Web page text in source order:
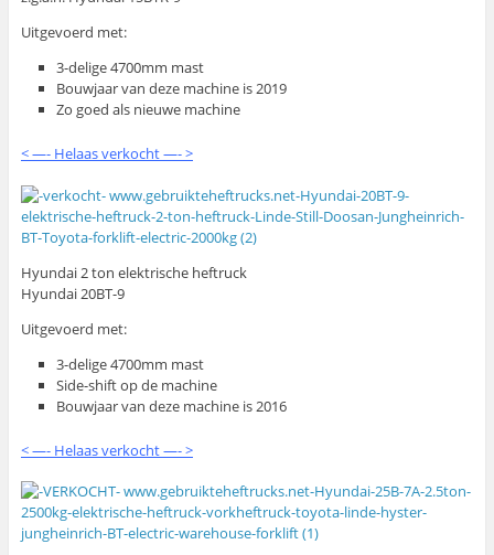
Uitgevoerd met:
3-delige 4700mm mast
Bouwjaar van deze machine is 2019
Zo goed als nieuwe machine
< —- Helaas verkocht —- >
Hyundai 2 ton elektrische heftruck
Hyundai 20BT-9
Uitgevoerd met:
3-delige 4700mm mast
Side-shift op de machine
Bouwjaar van deze machine is 2016
< —- Helaas verkocht —- >